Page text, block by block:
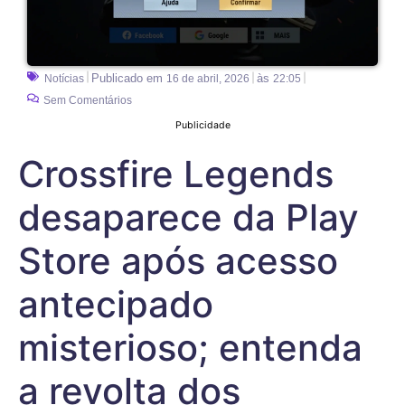
Notícias Publicado em 16 de abril, 2026 às 22:05
Sem Comentários
Publicidade
Crossfire Legends
desaparece da Play
Store após acesso
antecipado
misterioso; entenda
a revolta dos